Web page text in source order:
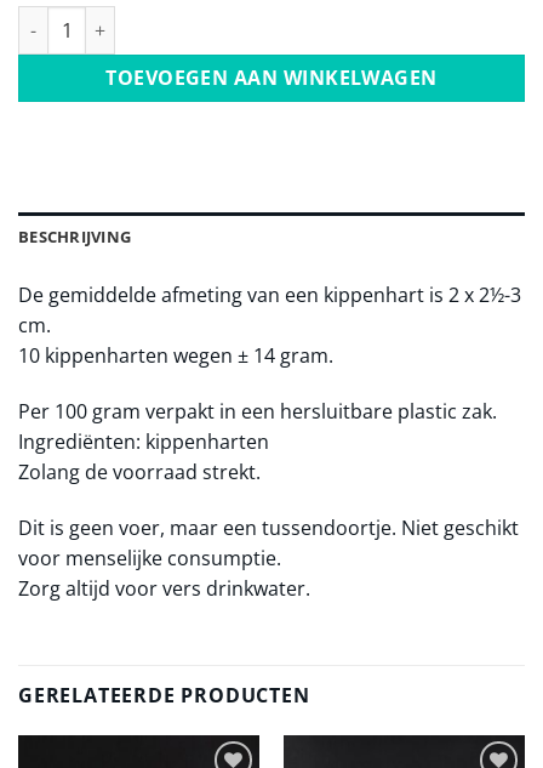
Kippenharten - klein aantal
TOEVOEGEN AAN WINKELWAGEN
BESCHRIJVING
De gemiddelde afmeting van een kippenhart is 2 x 2½-3
cm.
10 kippenharten wegen ± 14 gram.
Per 100 gram verpakt in een hersluitbare plastic zak.
Ingrediënten: kippenharten
Zolang de voorraad strekt.
Dit is geen voer, maar een tussendoortje. Niet geschikt
voor menselijke consumptie.
Zorg altijd voor vers drinkwater.
GERELATEERDE PRODUCTEN